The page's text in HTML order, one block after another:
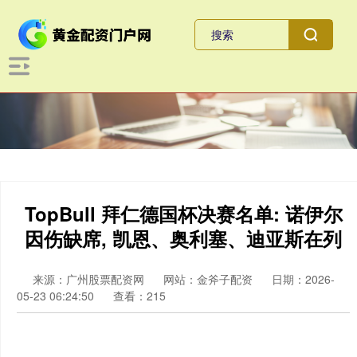
TopBull 拜仁德国杯决赛名单: 诺伊尔
因伤缺席, 凯恩、奥利塞、迪亚斯在列
来源：广州股票配资网 网站：金斧子配资
日期：2026-
05-23 06:24:50
查看：215